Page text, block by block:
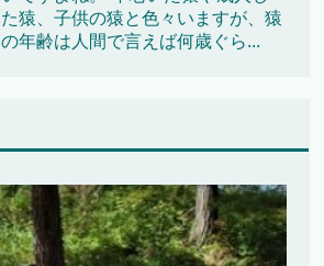
た猿、子供の猿と色々いますが、猿
の年齢は人間で言えば何歳ぐら...